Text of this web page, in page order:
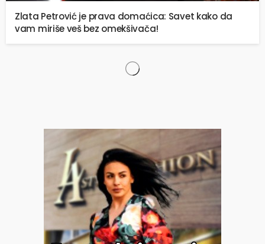
Zlata Petrović je prava domaćica: Savet kako da
vam miriše veš bez omekšivača!